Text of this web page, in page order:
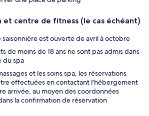
et centre de fitness (le cas échéant)
saisonnière est ouverte de avril à octobre
de moins de 18 ans ne sont pas admis dans
du spa
et les soins spa, les réservations
effectuées en contactant l'hébergement
arrivée, au moyen des coordonnées
la confirmation de réservation